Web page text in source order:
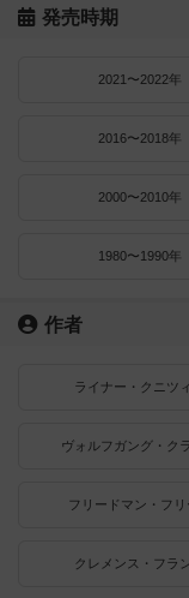
発売時期
2021〜2022年
2016〜2018年
2000〜2010年
1980〜1990年
作者
ライナー・クニツ
ヴォルフガング・ク
フリードマン・フリ
クレメンス・フラ